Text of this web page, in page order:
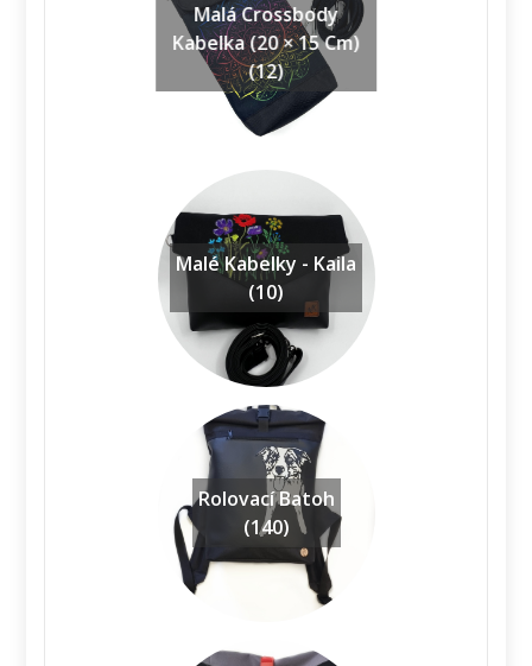
Malá Crossbody
Kabelka (20 × 15 Cm)
(12)
Malé Kabelky - Kaila
(10)
Rolovací Batoh
(140)